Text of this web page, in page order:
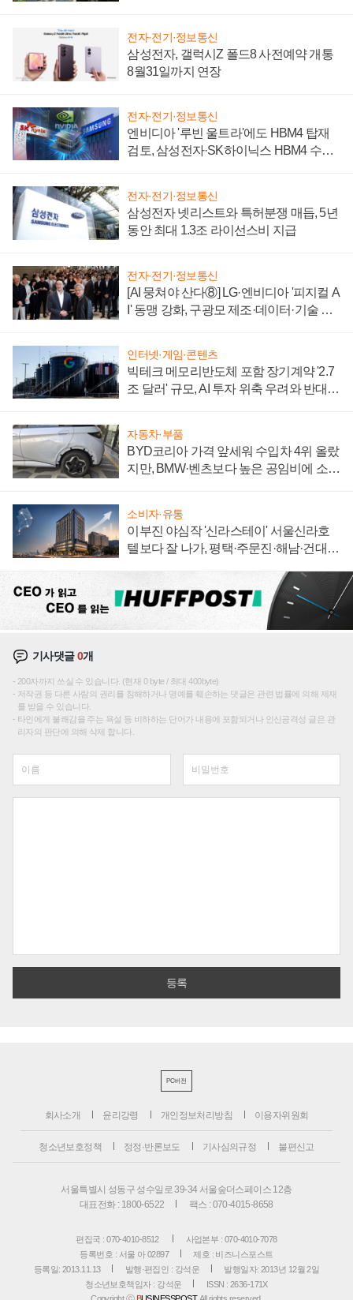
전자·전기·정보통신
삼성전자, 갤럭시Z 폴드8 사전예약 개통
8월31일까지 연장
전자·전기·정보통신
엔비디아 '루빈 울트라'에도 HBM4 탑재
검토, 삼성전자·SK하이닉스 HBM4 수율
전자·전기·정보통신
삼성전자 넷리스트와 특허분쟁 매듭, 5년
동안 최대 1.3조 라이선스비 지급
전자·전기·정보통신
[AI 뭉쳐야 산다⑧] LG·엔비디아 '피지컬 A
I' 동맹 강화, 구광모 제조·데이터·기술 결
인터넷·게임·콘텐츠
빅테크 메모리반도체 포함 장기계약 '2.7
조 달러' 규모, AI 투자 위축 우려와 반대
자동차·부품
BYD코리아 가격 앞세워 수입차 4위 올랐
지만, BMW·벤츠보다 높은 공임비에 소비
소비자·유통
이부진 야심작 '신라스테이' 서울신라호
텔보다 잘 나가, 평택·주문진·해남·건대로
기사댓글0개
200자까지 쓰실 수 있습니다. (현재 0 byte / 최대 400byte)
저작권 등 다른 사람의 권리를 침해하거나 명예를 훼손하는 댓글은 관련 법률에 의해 제재
를 받을 수 있습니다.
타인에게 불쾌감을 주는 욕설 등 비하하는 단어가 내용에 포함되거나 인신공격성 글은 관
리자의 판단에 의해 삭제 합니다.
PC버전
회사소개 윤리강령 개인정보처리방침 이용자위원회
청소년보호정책 정정·반론보도 기사심의규정 불편신고
서울특별시 성동구 성수일로 39-34 서울숲더스페이스 12층
대표전화 : 1800-6522
팩스 : 070-4015-8658
편집국 : 070-4010-8512
사업본부 : 070-4010-7078
등록번호 : 서울 아 02897
제호 : 비즈니스포스트
등록일: 2013.11.13
발행·편집인 : 강석운
발행일자: 2013년 12월 2일
청소년보호책임자 : 강석운
ISSN : 2636-171X